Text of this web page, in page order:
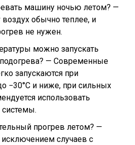
машину ночью летом? —
воздух обычно теплее, и
не нужен.
можно запускать
— Современные
запускаются при
−30°C и ниже, при сильных
использовать
прогрев летом? —
случаев с